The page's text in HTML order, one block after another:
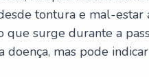
tontura e mal-estar
que surge durante a
doença, mas pode